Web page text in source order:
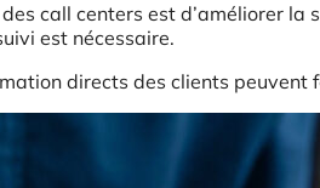
call centers est d’améliorer
est nécessaire.
directs des clients